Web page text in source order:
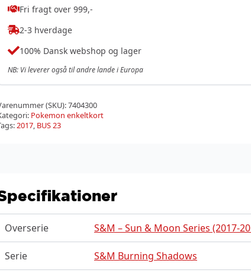
Fri fragt over 999,-
2-3 hverdage
100% Dansk webshop og lager
NB: Vi leverer også til andre lande i Europa
(SKU):7404300
Pokemon enkeltkort
2017, BUS 23
Overserie S&M – Sun & Moon Series (2017-
Serie S&M Burning Shadows